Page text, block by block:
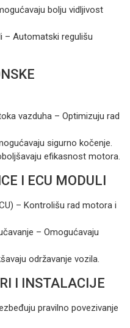
bolju vidljivost
– Automatski regulišu
vazduha – Optimizuju rad
sigurno kočenje.
efikasnost motora.
I ECU MODULI
– Kontrolišu rad motora i
– Omogućavaju
održavanje vozila.
I INSTALACIJE
pravilno povezivanje